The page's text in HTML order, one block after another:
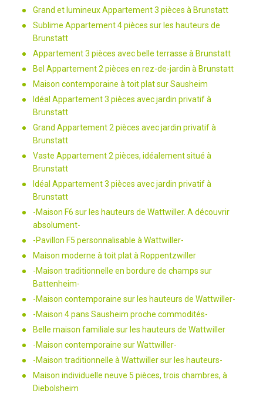
Grand et lumineux Appartement 3 pièces à Brunstatt
Sublime Appartement 4 pièces sur les hauteurs de
Brunstatt
Appartement 3 pièces avec belle terrasse à Brunstatt
Bel Appartement 2 pièces en rez-de-jardin à Brunstatt
Maison contemporaine à toit plat sur Sausheim
Idéal Appartement 3 pièces avec jardin privatif à
Brunstatt
Grand Appartement 2 pièces avec jardin privatif à
Brunstatt
Vaste Appartement 2 pièces, idéalement situé à
Brunstatt
Idéal Appartement 3 pièces avec jardin privatif à
Brunstatt
-Maison F6 sur les hauteurs de Wattwiller. A découvrir
absolument-
-Pavillon F5 personnalisable à Wattwiller-
Maison moderne à toit plat à Roppentzwiller
-Maison traditionnelle en bordure de champs sur
Battenheim-
-Maison contemporaine sur les hauteurs de Wattwiller-
-Maison 4 pans Sausheim proche commodités-
Belle maison familiale sur les hauteurs de Wattwiller
-Maison contemporaine sur Wattwiller-
-Maison traditionnelle à Wattwiller sur les hauteurs-
Maison individuelle neuve 5 pièces, trois chambres, à
Diebolsheim